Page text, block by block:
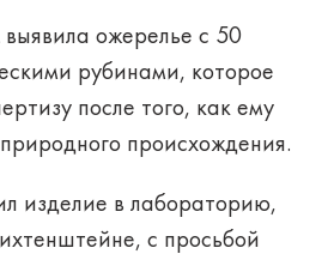
ожерелье с 50
рубинами, которое
после того, как ему
происхождения.
изделие в лабораторию,
с просьбой